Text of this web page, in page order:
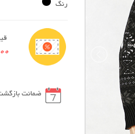
رنگ
ضمانت